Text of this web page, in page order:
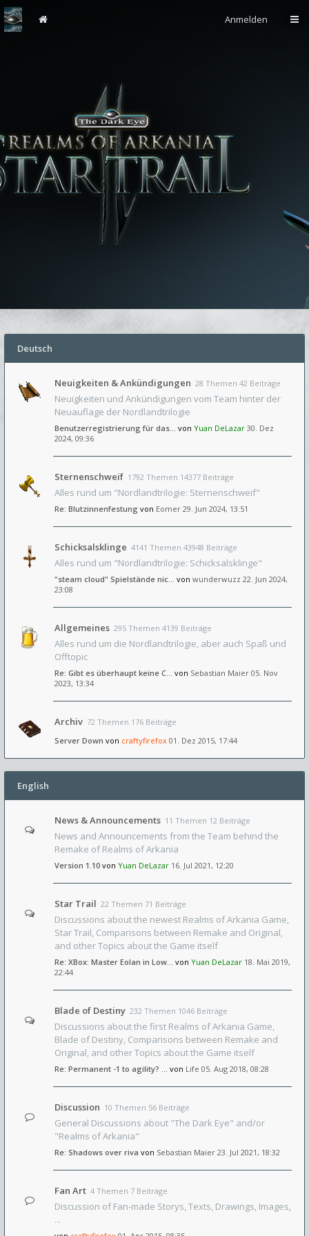
Anmelden
Deutsch
Neuigkeiten & Ankündigungen 28 Themen 42 Beiträge
Neuigkeiten und Ankündigungen vom Team hinter der
Neuauflage der Nordlandtrilogie
Benutzerregistrierung für das… von Yuan DeLazar 30. Dez
2024, 09:36
Sternenschweif 1792 Themen 14377 Beiträge
Alles rund um "Nordlandtrilogie: Sternenschweif"
Re: Blutzinnenfestung von Eomer 29. Jun 2024, 13:51
Schicksalsklinge 4141 Themen 43948 Beiträge
Alles rund um "Nordlandtrilogie: Schicksalsklinge"
"steam cloud" Spielstände nic… von wunderwuzz 22. Jun 2024,
23:08
Allgemeines 295 Themen 4139 Beiträge
Alles rund um die Nordlandtrilogie, aber auch Spaß und
Offtopic
Re: Gibt es überhaupt keine C… von Sebastian Maier 05. Nov
2023, 13:34
Archiv 72 Themen 176 Beiträge
Server Down von craftyfirefox 01. Dez 2015, 17:44
English
News & Announcements 11 Themen 12 Beiträge
News and Announcements from the Team behind the
Remake of Realms of Arkania
Version 1.10 von Yuan DeLazar 16. Jul 2021, 12:20
Star Trail 22 Themen 71 Beiträge
Discussions about the newest Realms of Arkania Game,
Star Trail, Comparisons between Remake and Original,
and other Topics about the Game itself
Re: XBox: Master Eolan in Low… von Yuan DeLazar 18. Mai 2019,
22:44
Blade of Destiny 232 Themen 1046 Beiträge
Discussions about the first Realms of Arkania Game,
Blade of Destiny, Comparisons between Remake and
Original, and other Topics about the Game itself
Re: Permanent -1 to agility? … von Life 05. Aug 2018, 08:28
Discussion 10 Themen 56 Beiträge
General Discussions about "The Dark Eye" and/or
"Realms of Arkania"
Re: Shadows over riva von Sebastian Maier 23. Jul 2021, 18:32
Fan Art 4 Themen 7 Beiträge
Discussion of Fan-made Storys, Texts, Drawings, Images,
...